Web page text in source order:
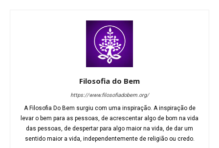
Filosofia do Bem
https://www.filosofiadobem.org/
A Filosofia Do Bem surgiu com uma inspiração. A inspiração de
levar o bem para as pessoas, de acrescentar algo de bom na vida
das pessoas, de despertar para algo maior na vida, de dar um
sentido maior a vida, independentemente de religião ou credo.